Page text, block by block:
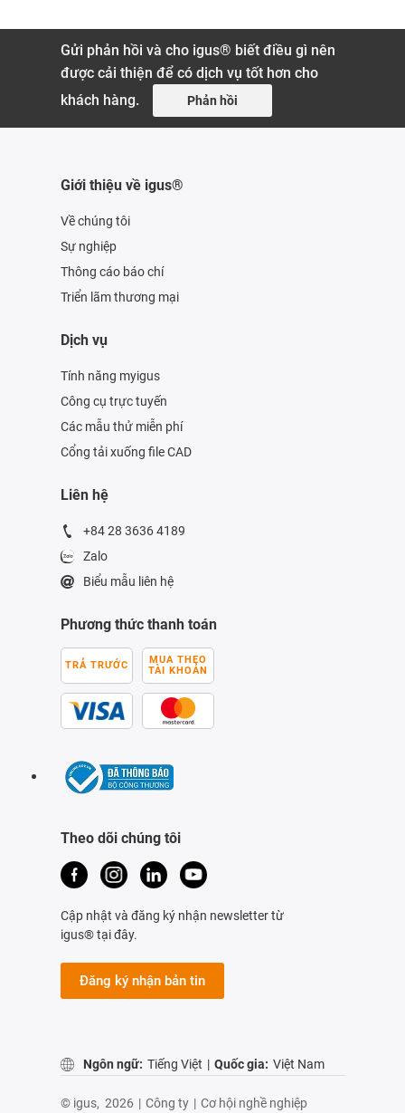
Gửi phản hồi và cho igus® biết điều gì nên
được cải thiện để có dịch vụ tốt hơn cho
khách hàng.
Phản hồi
Giới thiệu về igus®
Về chúng tôi
Sự nghiệp
Thông cáo báo chí
Triển lãm thương mại
Dịch vụ
Tính năng myigus
Công cụ trực tuyến
Các mẫu thử miễn phí
Cổng tải xuống file CAD
Liên hệ
+84 28 3636 4189
Zalo
Biểu mẫu liên hệ
Phương thức thanh toán
TRẢ TRƯỚC
MUA THEO
TÀI KHOẢN
Theo dõi chúng tôi
Cập nhật và đăng ký nhận newsletter từ
igus® tại đây.
Đăng ký nhận bản tin
Ngôn ngữ: Tiếng Việt | Quốc gia: Việt Nam
© igus, 2026 | Công ty | Cơ hội nghề nghiệp